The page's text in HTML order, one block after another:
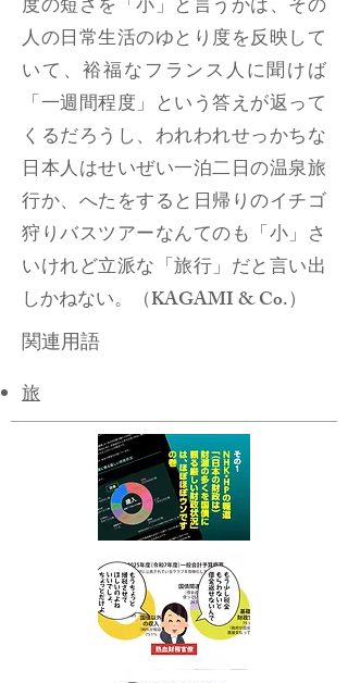
度の短さを「小」と言うかは、その
人の日常生活のゆとり度を反映して
いて、裕福なフランス人に聞けば
「一週間程度」という答えが返って
くるだろうし、われわれせっかちな
日本人はせいぜい一泊二日の温泉旅
行か、へたをすると日帰りのイチゴ
狩りバスツアーなんてのも「小」さ
いけれど立派な「旅行」だと言い出
しかねない。（KAGAMI & Co.）
関連用語
旅